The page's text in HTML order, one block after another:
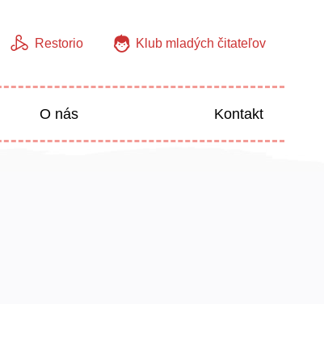
Restorio Klub mladých čitateľov
O nás Kontakt